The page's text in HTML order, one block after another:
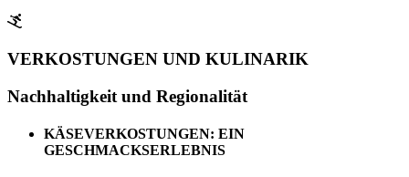
VERKOSTUNGEN UND KULINARIK
Nachhaltigkeit und Regionalität
KÄSEVERKOSTUNGEN: EIN
GESCHMACKSERLEBNIS